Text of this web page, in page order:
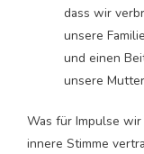
dass wir
unsere
und einen
unsere
Was für Impulse
innere Stimme